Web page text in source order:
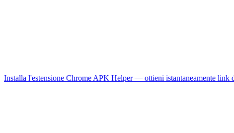
Installa l'estensione Chrome APK Helper — ottieni istantaneamente